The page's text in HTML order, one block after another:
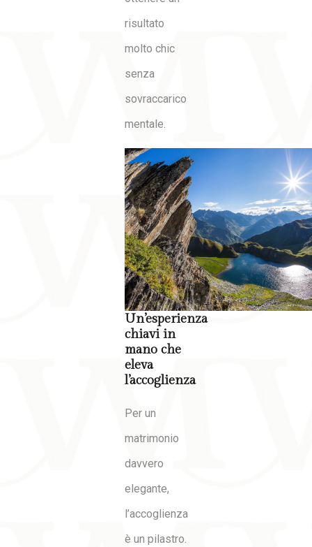
risultato
molto chic
senza
sovraccarico
mentale.
Un’esperienza
chiavi in
mano che
eleva
l’accoglienza
Per un
matrimonio
davvero
elegante,
l’accoglienza
è un pilastro.